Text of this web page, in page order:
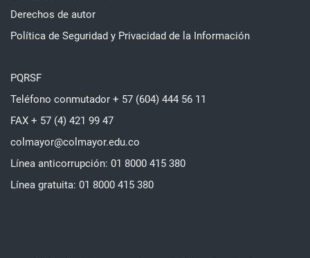
Derechos de autor
Política de Seguridad y Privacidad de la Información
PQRSF
Teléfono conmutador + 57 (604) 444 56 11
FAX + 57 (4) 421 99 47
colmayor@colmayor.edu.co
Línea anticorrupción: 01 8000 415 380
Línea gratuita: 01 8000 415 380